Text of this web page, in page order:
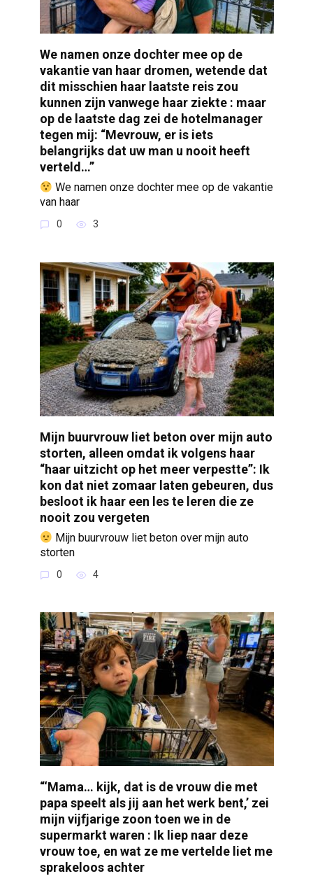
We namen onze dochter mee op de
vakantie van haar dromen, wetende dat
dit misschien haar laatste reis zou
kunnen zijn vanwege haar ziekte : maar
op de laatste dag zei de hotelmanager
tegen mij: “Mevrouw, er is iets
belangrijks dat uw man u nooit heeft
verteld…”
We namen onze dochter mee op de vakantie
van haar
0 3
Mijn buurvrouw liet beton over mijn auto
storten, alleen omdat ik volgens haar
“haar uitzicht op het meer verpestte”: Ik
kon dat niet zomaar laten gebeuren, dus
besloot ik haar een les te leren die ze
nooit zou vergeten
Mijn buurvrouw liet beton over mijn auto
storten
0 4
“‘Mama… kijk, dat is de vrouw die met
papa speelt als jij aan het werk bent,’ zei
mijn vijfjarige zoon toen we in de
supermarkt waren : Ik liep naar deze
vrouw toe, en wat ze me vertelde liet me
sprakeloos achter